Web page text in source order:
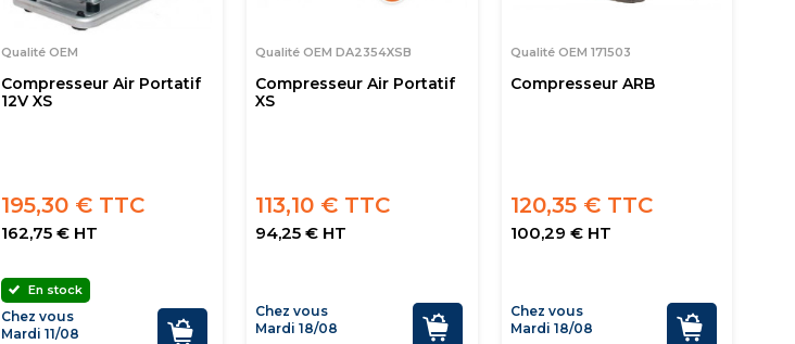
Qualité OEM
Compresseur Air Portatif
12V XS
195,30 € TTC
162,75 € HT
En stock
Chez vous
Mardi 11/08
Qualité OEM DA2354XSB
Compresseur Air Portatif
XS
113,10 € TTC
94,25 € HT
Chez vous
Mardi 18/08
Qualité OEM 171503
Compresseur ARB
120,35 € TTC
100,29 € HT
Chez vous
Mardi 18/08